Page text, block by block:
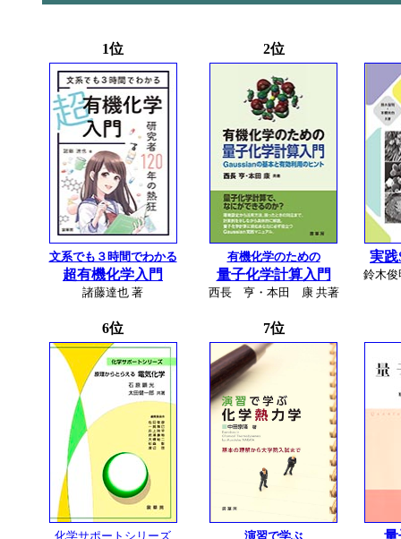
1位
文系でも３時間でわかる
超有機化学入門
諸藤達也 著
2位
有機化学のための
量子化学計算入門
西長 亨・本田 康 共著
実
鈴木俊
6位
化学サポートシリーズ
7位
演習で学ぶ 量